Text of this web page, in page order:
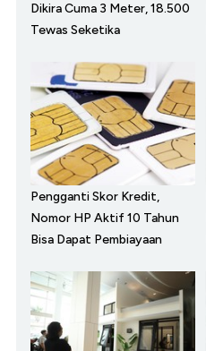
Dikira Cuma 3 Meter, 18.500
Tewas Seketika
Pengganti Skor Kredit,
Nomor HP Aktif 10 Tahun
Bisa Dapat Pembiayaan